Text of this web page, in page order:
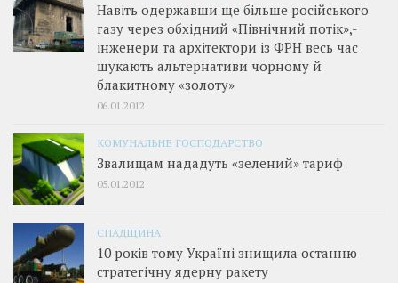
Навіть одержавши ще більше російського
газу через обхідний «Північний потік»,­
інженери та архітектори із ФРН весь час
шукають альтернативи чорному й
блакитному «золоту»
06.01.2012
КОМУНАЛЬНЕ ГОСПОДАРСТВО
Звалищам нададуть «зелений» тариф
05.01.2012
СПАДЩИНА
10 років тому Україні знищила останню
стратегічну ядерну ракету